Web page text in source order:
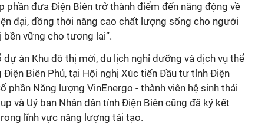
phần đưa Điện Biên trở thành điểm đến năng động về
đại, đồng thời nâng cao chất lượng sống cho người
vững cho tương lai”.
án Khu đô thị mới, du lịch nghỉ dưỡng và dịch vụ thể
Biên Phủ, tại Hội nghị Xúc tiến Đầu tư tỉnh Điện
phần Năng lượng VinEnergo - thành viên hệ sinh thái
và Uỷ ban Nhân dân tỉnh Điện Biên cũng đã ký kết
lĩnh vực năng lượng tái tạo.